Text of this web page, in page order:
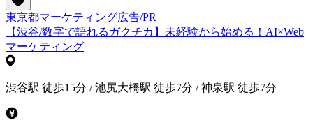
東京都マーケティング広告/PR
【渋谷/数字で語れるガクチカ】未経験から始める！AI×Web
マーケティング
渋谷駅 徒歩15分 / 池尻大橋駅 徒歩7分 / 神泉駅 徒歩7分